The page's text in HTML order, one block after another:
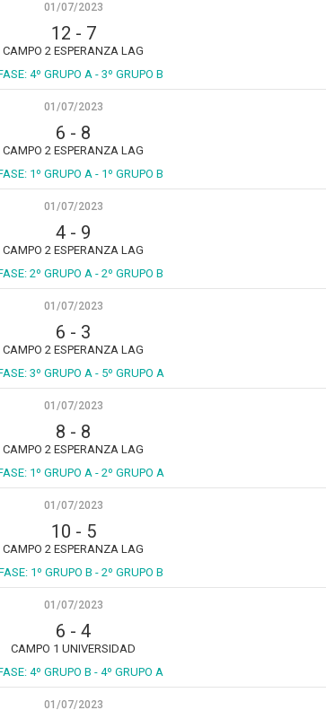
01/07/2023
12 - 7
CAMPO 2 ESPERANZA LAG
4º GRUPO A - 3º GRUPO B
01/07/2023
6 - 8
CAMPO 2 ESPERANZA LAG
1º GRUPO A - 1º GRUPO B
01/07/2023
4 - 9
CAMPO 2 ESPERANZA LAG
2º GRUPO A - 2º GRUPO B
01/07/2023
6 - 3
CAMPO 2 ESPERANZA LAG
3º GRUPO A - 5º GRUPO A
01/07/2023
8 - 8
CAMPO 2 ESPERANZA LAG
1º GRUPO A - 2º GRUPO A
01/07/2023
10 - 5
CAMPO 2 ESPERANZA LAG
1º GRUPO B - 2º GRUPO B
01/07/2023
6 -4
CAMPO 1 UNIVERSIDAD
4º GRUPO B - 4º GRUPO A
01/07/2023